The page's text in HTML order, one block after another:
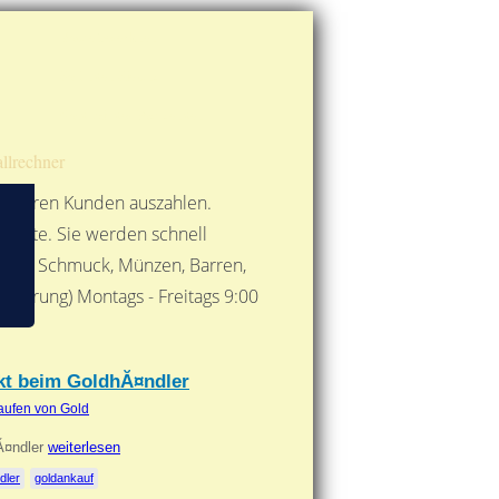
Kunden auszahlen.
Sie werden schnell
Schmuck, Münzen, Barren,
Montags - Freitags 9:00
beim GoldhĂ¤ndler
von Gold
weiterlesen
goldankauf